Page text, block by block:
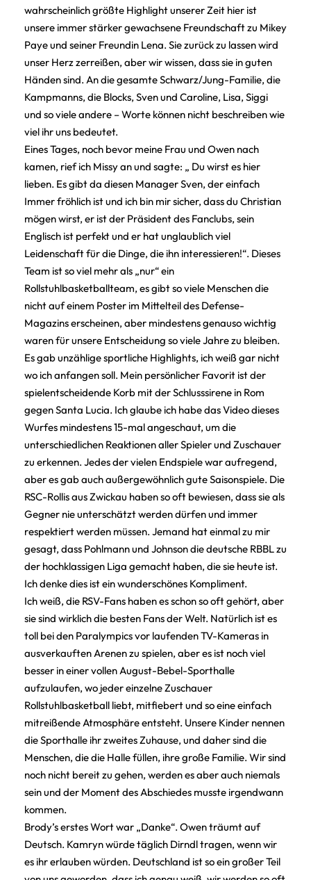
wahrscheinlich größte Highlight unserer Zeit hier ist
unsere immer stärker gewachsene Freundschaft zu Mikey
Paye und seiner Freundin Lena. Sie zurück zu lassen wird
unser Herz zerreißen, aber wir wissen, dass sie in guten
Händen sind. An die gesamte Schwarz/Jung-Familie, die
Kampmanns, die Blocks, Sven und Caroline, Lisa, Siggi
und so viele andere – Worte können nicht beschreiben wie
viel ihr uns bedeutet.
Eines Tages, noch bevor meine Frau und Owen nach
kamen, rief ich Missy an und sagte: „ Du wirst es hier
lieben. Es gibt da diesen Manager Sven, der einfach
Immer fröhlich ist und ich bin mir sicher, dass du Christian
mögen wirst, er ist der Präsident des Fanclubs, sein
Englisch ist perfekt und er hat unglaublich viel
Leidenschaft für die Dinge, die ihn interessieren!“. Dieses
Team ist so viel mehr als „nur“ ein
Rollstuhlbasketballteam, es gibt so viele Menschen die
nicht auf einem Poster im Mittelteil des Defense-
Magazins erscheinen, aber mindestens genauso wichtig
waren für unsere Entscheidung so viele Jahre zu bleiben.
Es gab unzählige sportliche Highlights, ich weiß gar nicht
wo ich anfangen soll. Mein persönlicher Favorit ist der
spielentscheidende Korb mit der Schlusssirene in Rom
gegen Santa Lucia. Ich glaube ich habe das Video dieses
Wurfes mindestens 15-mal angeschaut, um die
unterschiedlichen Reaktionen aller Spieler und Zuschauer
zu erkennen. Jedes der vielen Endspiele war aufregend,
aber es gab auch außergewöhnlich gute Saisonspiele. Die
RSC-Rollis aus Zwickau haben so oft bewiesen, dass sie als
Gegner nie unterschätzt werden dürfen und immer
respektiert werden müssen. Jemand hat einmal zu mir
gesagt, dass Pohlmann und Johnson die deutsche RBBL zu
der hochklassigen Liga gemacht haben, die sie heute ist.
Ich denke dies ist ein wunderschönes Kompliment.
Ich weiß, die RSV-Fans haben es schon so oft gehört, aber
sie sind wirklich die besten Fans der Welt. Natürlich ist es
toll bei den Paralympics vor laufenden TV-Kameras in
ausverkauften Arenen zu spielen, aber es ist noch viel
besser in einer vollen August-Bebel-Sporthalle
aufzulaufen, wo jeder einzelne Zuschauer
Rollstuhlbasketball liebt, mitfiebert und so eine einfach
mitreißende Atmosphäre entsteht. Unsere Kinder nennen
die Sporthalle ihr zweites Zuhause, und daher sind die
Menschen, die die Halle füllen, ihre große Familie. Wir sind
noch nicht bereit zu gehen, werden es aber auch niemals
sein und der Moment des Abschiedes musste irgendwann
kommen.
Brody’s erstes Wort war „Danke“. Owen träumt auf
Deutsch. Kamryn würde täglich Dirndl tragen, wenn wir
es ihr erlauben würden. Deutschland ist so ein großer Teil